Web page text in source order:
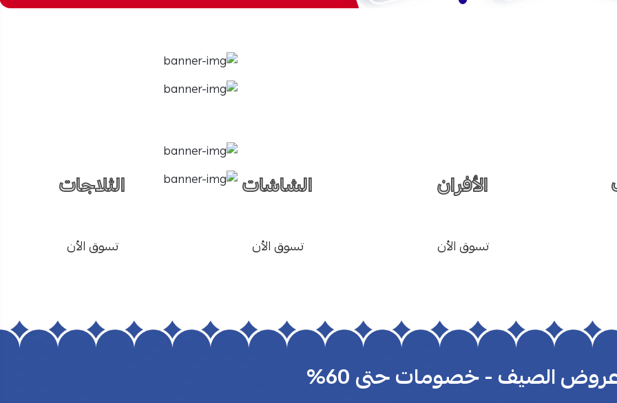
الأفران
تسوق الأن
الشاشات
تسوق الأن
الثلاجات
تسوق الأن
الصيف - خصومات حتى 60%